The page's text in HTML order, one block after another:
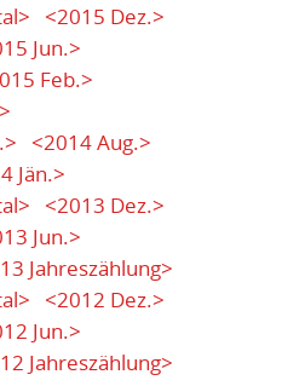
<2015 Dez.>
Jun.>
Feb.>
<2014 Aug.>
Jän.>
<2013 Dez.>
Jun.>
Jahreszählung>
<2012 Dez.>
Jun.>
Jahreszählung>